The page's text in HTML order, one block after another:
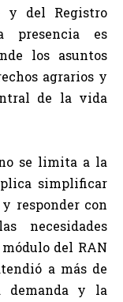
y del Registro
presencia es
los asuntos
agrarios y
de la vida
se limita a la
simplificar
responder con
necesidades
del RAN
a más de
demanda y la